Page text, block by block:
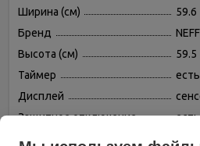
Ширина (см)
59.6
Бренд
NEFF
Высота (см)
59.5
Таймер
Дисплей
Защитное отключение
есть